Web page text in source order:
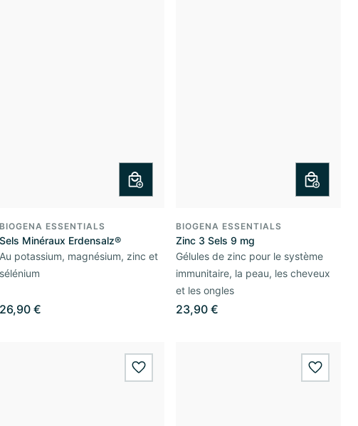
BIOGENA ESSENTIALS
Sels Minéraux Erdensalz®
Au potassium, magnésium, zinc et
sélénium
26,90 €
BIOGENA ESSENTIALS
Zinc 3 Sels 9 mg
Gélules de zinc pour le système
immunitaire, la peau, les cheveux
et les ongles
23,90 €
wishlist.add